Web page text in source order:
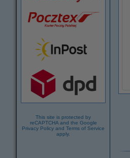
This site is protected by
reCAPTCHA and the Google
Privacy Policy and Terms of Service
apply.